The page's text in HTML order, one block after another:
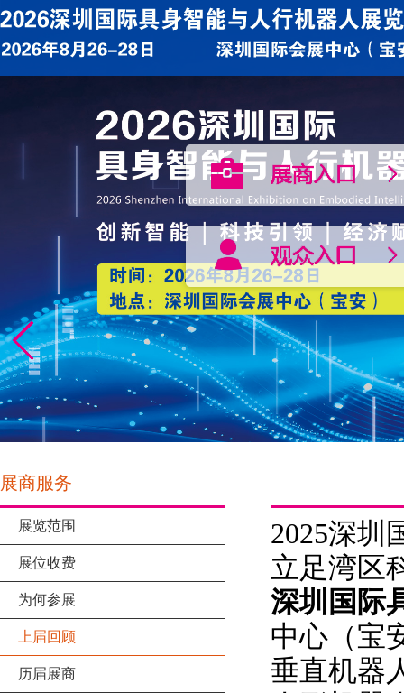
展商服务
展览范围
展位收费
为何参展
上届回顾
历届展商
2025深圳
立足湾区
深圳国际
中心（宝
垂直机器